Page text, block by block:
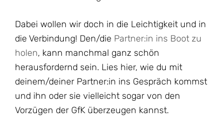
Dabei wollen wir doch in die Leichtigkeit und in
die Verbindung! Den/die Partner:in ins Boot zu
holen, kann manchmal ganz schön
herausfordernd sein. Lies hier, wie du mit
deinem/deiner Partner:in ins Gespräch kommst
und ihn oder sie vielleicht sogar von den
Vorzügen der GfK überzeugen kannst.